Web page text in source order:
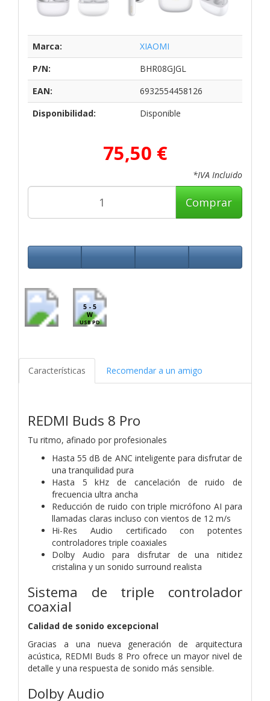
Marca:
XIAOMI
P/N:
BHR08GJGL
EAN:
6932554458126
Disponibilidad:
Disponible
75,50 €
*IVA Incluido
Comprar
5 - 5
W
USB PD
Características Recomendar a un amigo
REDMI Buds 8 Pro
Tu ritmo, afinado por profesionales
Hasta 55 dB de ANC inteligente para disfrutar de
una tranquilidad pura
Hasta 5 kHz de cancelación de ruido de
frecuencia ultra ancha
Reducción de ruido con triple micrófono AI para
llamadas claras incluso con vientos de 12 m/s
Hi-Res Audio certificado con potentes
controladores triple coaxiales
Dolby Audio para disfrutar de una nitidez
cristalina y un sonido surround realista
Sistema de triple controlador
coaxial
Calidad de sonido excepcional
Gracias a una nueva generación de arquitectura
acústica, REDMI Buds 8 Pro ofrece un mayor nivel de
detalle y una respuesta de sonido más sensible.
Dolby Audio